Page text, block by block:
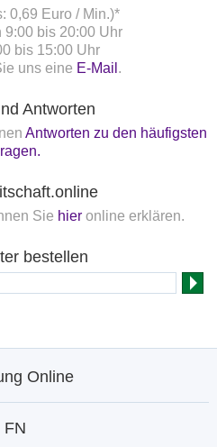
0,69 Euro / Min.)*
9:00 bis 20:00 Uhr
bis 15:00 Uhr
uns eine E-Mail .
Antworten
Antworten zu den häufigsten
Sie hier online erklären.
bestellen
Online
FN